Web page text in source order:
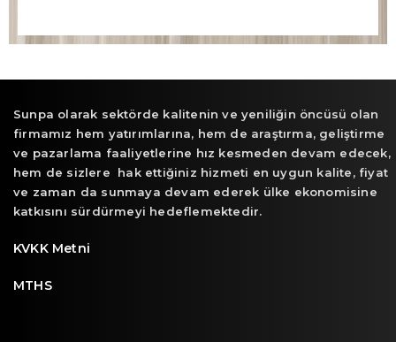
Sunpa olarak sektörde kalitenin ve yeniliğin öncüsü olan
firmamız hem yatırımlarına, hem de araştırma, geliştirme
ve pazarlama faaliyetlerine hız kesmeden devam edecek,
hem de sizlere hak ettiğiniz hizmeti en uygun kalite, fiyat
ve zaman da sunmaya devam ederek ülke ekonomisine
katkısını sürdürmeyi hedeflemektedir.
KVKK Metni
MTHS